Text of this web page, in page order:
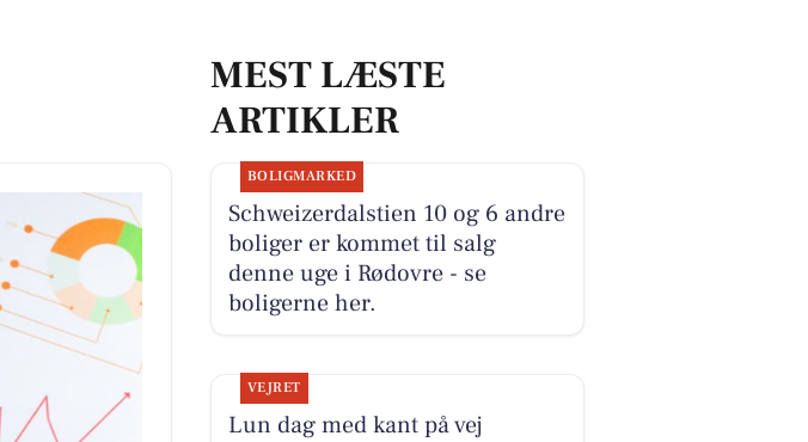
MEST LÆSTE
ARTIKLER
BOLIGMARKED
Schweizerdalstien 10 og 6 andre
boliger er kommet til salg
denne uge i Rødovre - se
boligerne her.
VEJRET
Lun dag med kant på vej